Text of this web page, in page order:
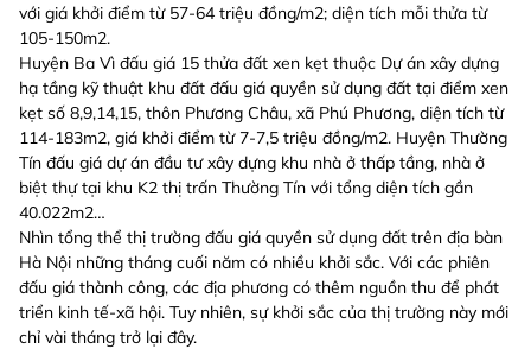
với giá khởi điểm từ 57-64 triệu đồng/m2; diện tích mỗi thửa từ
105-150m2.
Huyện Ba Vì đấu giá 15 thửa đất xen kẹt thuộc Dự án xây dựng
hạ tầng kỹ thuật khu đất đấu giá quyền sử dụng đất tại điểm xen
kẹt số 8,9,14,15, thôn Phương Châu, xã Phú Phương, diện tích từ
114-183m2, giá khởi điểm từ 7-7,5 triệu đồng/m2. Huyện Thường
Tín đấu giá dự án đầu tư xây dựng khu nhà ở thấp tầng, nhà ở
biệt thự tại khu K2 thị trấn Thường Tín với tổng diện tích gần
40.022m2…
Nhìn tổng thể thị trường đấu giá quyền sử dụng đất trên địa bàn
Hà Nội những tháng cuối năm có nhiều khởi sắc. Với các phiên
đấu giá thành công, các địa phương có thêm nguồn thu để phát
triển kinh tế-xã hội. Tuy nhiên, sự khởi sắc của thị trường này mới
chỉ vài tháng trở lại đây.